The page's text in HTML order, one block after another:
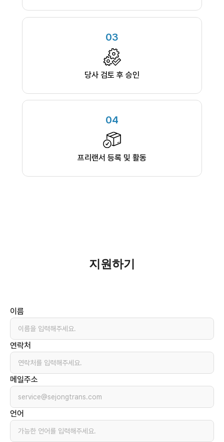
03
당사 검토 후 승인
04
프리랜서 등록 및 활동
지원하기
이름
연락처
메일주소
언어